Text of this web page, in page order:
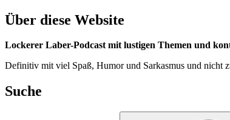
Über diese Website
Lockerer Laber-Podcast mit lustigen Themen und
Definitiv mit viel Spaß, Humor und Sarkasmus und nicht
Suche